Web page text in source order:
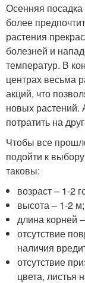
Осенняя посадка
более
растения
болезней и
температур. В
центрах весьма
акций, что
новых
потратить на
Чтобы все
подойти к
таковы:
возраст – 1-2
высота – 1-2 м;
длина корней
отсутствие
наличия
отсутствие
цвета, листья